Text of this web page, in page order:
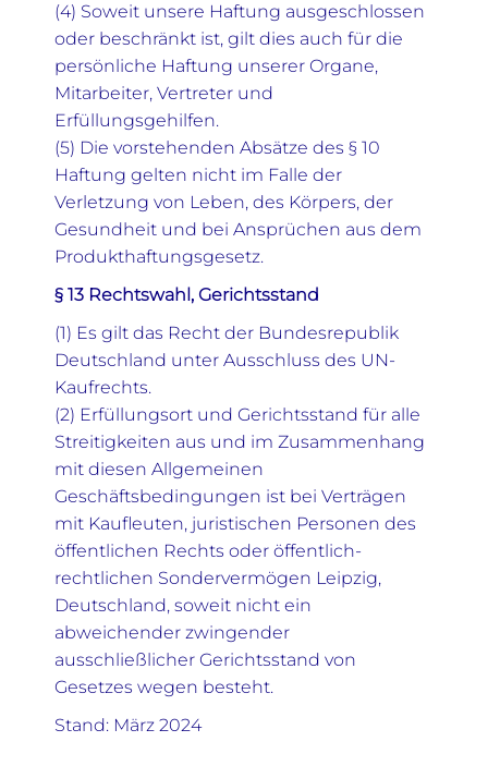
(4) Soweit unsere Haftung ausgeschlossen
oder beschränkt ist, gilt dies auch für die
persönliche Haftung unserer Organe,
Mitarbeiter, Vertreter und
Erfüllungsgehilfen.
(5) Die vorstehenden Absätze des § 10
Haftung gelten nicht im Falle der
Verletzung von Leben, des Körpers, der
Gesundheit und bei Ansprüchen aus dem
Produkthaftungsgesetz.
§ 13 Rechtswahl, Gerichtsstand
(1) Es gilt das Recht der Bundesrepublik
Deutschland unter Ausschluss des UN-
Kaufrechts.
(2) Erfüllungsort und Gerichtsstand für alle
Streitigkeiten aus und im Zusammenhang
mit diesen Allgemeinen
Geschäftsbedingungen ist bei Verträgen
mit Kaufleuten, juristischen Personen des
öffentlichen Rechts oder öffentlich-
rechtlichen Sondervermögen Leipzig,
Deutschland, soweit nicht ein
abweichender zwingender
ausschließlicher Gerichtsstand von
Gesetzes wegen besteht.
Stand: März 2024